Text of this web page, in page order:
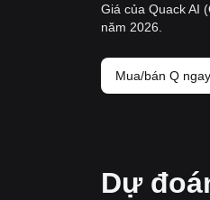
Giá của Quack AI
năm 2026.
Mua/bán Q ngay
Dự